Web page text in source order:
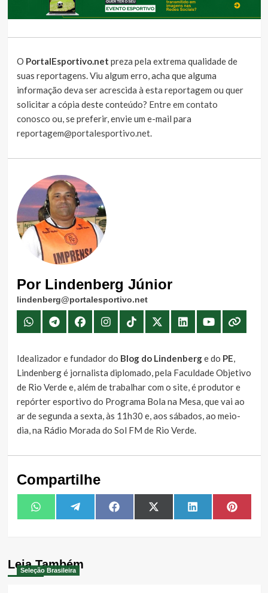
O PortalEsportivo.net preza pela extrema qualidade de
suas reportagens. Viu algum erro, acha que alguma
informação deva ser acrescida à esta reportagem ou quer
solicitar a cópia deste conteúdo? Entre em contato
conosco ou, se preferir, envie um e-mail para
reportagem@portalesportivo.net.
Por Lindenberg Júnior
lindenberg@portalesportivo.net
Idealizador e fundador do Blog do Lindenberge do PE,
Lindenberg é jornalista diplomado, pela Faculdade Objetivo
de Rio Verde e, além de trabalhar com o site, é produtor e
repórter esportivo do Programa Bola na Mesa, que vai ao
ar de segunda a sexta, às 11h30 e, aos sábados, ao meio-
dia, na Rádio Morada do Sol FM de Rio Verde.
Compartilhe
Share
on
WhatsAppShare
on
TelegramShare
on
FacebookShare
on
X
(Twitter)
Share
on
LinkedIn Share
on
Leia Também
Seleção Brasileira